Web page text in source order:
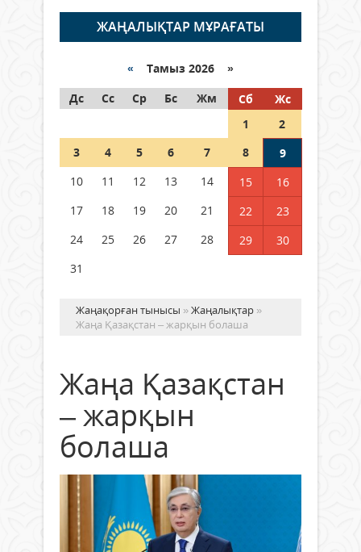
06 тамыз 2026 ж. 279
граждане Казахстана,
05 тамыз 2026 ж. 161
Шетелде жүрген Қазақстан
азаматтары қалай дауыс бере
ЖАҢАЛЫҚТАР МҰРАҒАТЫ
« Тамыз 2026 »
Дс
Сс Ср Бс Жм Сб
Жс
1
2
3
4 5 6 7 8
9
10
11 12 13 14 15
16
17
18 19 20 21 22
23
24
25 26 27 28 29
30
31
Жаңақорған тынысы »Жаңалықтар »
Жаңа Қазақстан – жарқын болаша
Жаңа Қазақстан
– жарқын
болаша